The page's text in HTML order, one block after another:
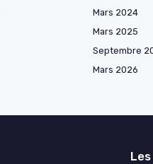
Mars 2024
Mars 2025
Septembre
Mars 2026